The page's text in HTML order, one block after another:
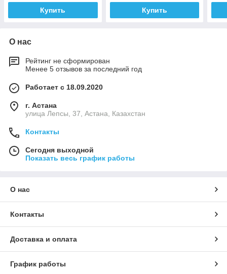
Купить Купить
О нас
Рейтинг не сформирован
Менее 5 отзывов за последний год
Работает с 18.09.2020
г. Астана
улица Лепсы, 37, Астана, Казахстан
Контакты
Сегодня выходной
Показать весь график работы
О нас
Контакты
Доставка и оплата
График работы